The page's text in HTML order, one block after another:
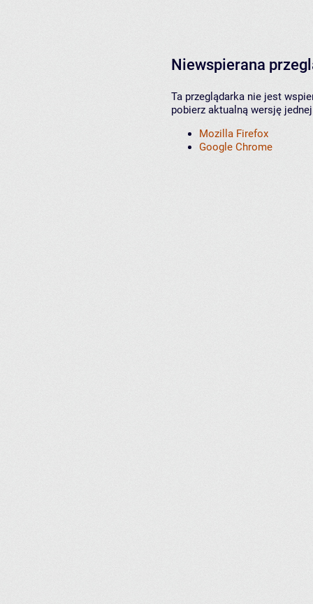
Niewspierana
Ta przeglądarka nie jest
pobierz aktualną wersję
Mozilla Firefox
Google Chrome